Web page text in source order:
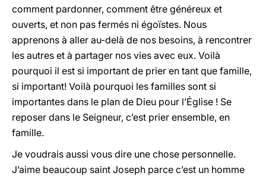
comment pardonner, comment être généreux et
ouverts, et non pas fermés ni égoïstes. Nous
apprenons à aller au-delà de nos besoins, à rencontrer
les autres et à partager nos vies avec eux. Voilà
pourquoi il est si important de prier en tant que famille,
si important! Voilà pourquoi les familles sont si
importantes dans le plan de Dieu pour l’Église ! Se
reposer dans le Seigneur, c’est prier ensemble, en
famille.
Je voudrais aussi vous dire une chose personnelle.
J’aime beaucoup saint Joseph parce c’est un homme